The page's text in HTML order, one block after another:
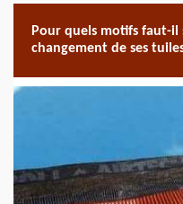
Pour quels motifs faut-il
changement de ses